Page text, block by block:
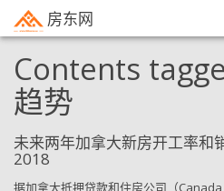
房东网
Contents
趋势
未来两年加拿大新房开工率和
2018
据加拿大抵押贷款和住房公司（